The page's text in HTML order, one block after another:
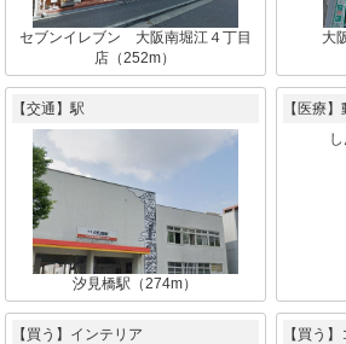
セブンイレブン 大阪南堀江４丁目
店（252m）
大
【交通】駅
汐見橋駅（274m）
【医療
【買う】インテリア 【買う